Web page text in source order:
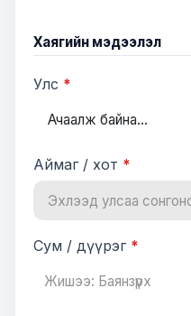
Хаягийн мэдээлэл
Улс *
Аймаг / хот *
Сум / дүүрэг *